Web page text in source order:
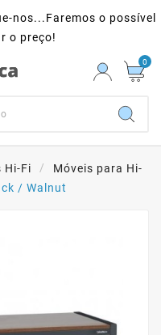
nos...Faremos o possível
o preço!
0
Hi-Fi
Móveis para Hi-
/ Walnut